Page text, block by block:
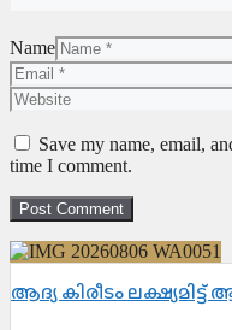
Name
Save my name, email,
time I comment.
ആദ്യ കിരീടം ലക്ഷ്യമിട്ട്